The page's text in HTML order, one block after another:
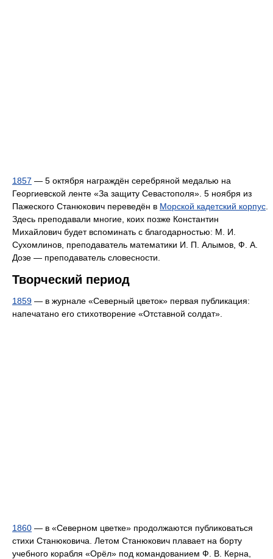
1857 — 5 октября награждён серебряной медалью на
Георгиевской ленте «За защиту Севастополя». 5 ноября из
Пажеского Станюкович переведён в Морской кадетский корпус.
Здесь преподавали многие, коих позже Константин
Михайлович будет вспоминать с благодарностью: М. И.
Сухомлинов, преподаватель математики И. П. Алымов, Ф. А.
Дозе — преподаватель словесности.
Творческий период
1859 — в журнале «Северный цветок» первая публикация:
напечатано его стихотворение «Отставной солдат».
1860 — в «Северном цветке» продолжаются публиковаться
стихи Станюковича. Летом Станюкович плавает на борту
учебного корабля «Орёл» под командованием Ф. В. Керна,